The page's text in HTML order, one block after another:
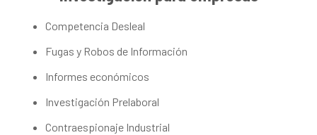
Competencia Desleal
Fugas y Robos de Información
Informes económicos
Investigación Prelaboral
Contraespionaje Industrial